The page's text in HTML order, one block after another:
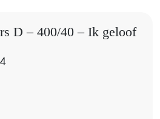
D – 400/40 – Ik geloof